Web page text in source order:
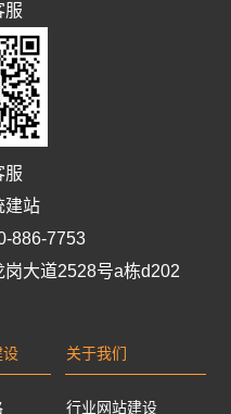
服
服
建站
886-7753
大道2528号a栋d202
设 关于我们
行业网站建设